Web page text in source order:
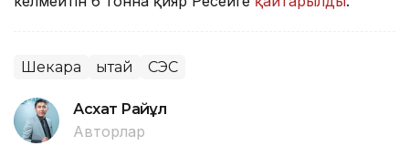
Шекара Қытай СЭС
Асхат Райқұл
Авторлар